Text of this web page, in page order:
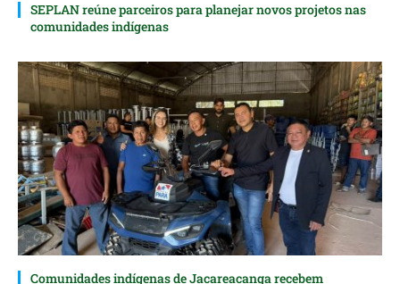
SEPLAN reúne parceiros para planejar novos projetos nas
comunidades indígenas
Comunidades indígenas de Jacareacanga recebem